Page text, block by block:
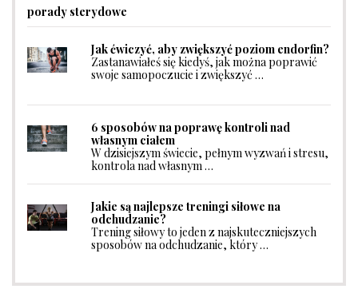
porady sterydowe
Jak ćwiczyć, aby zwiększyć poziom endorfin?
Zastanawiałeś się kiedyś, jak można poprawić
swoje samopoczucie i zwiększyć …
6 sposobów na poprawę kontroli nad
własnym ciałem
W dzisiejszym świecie, pełnym wyzwań i stresu,
kontrola nad własnym …
Jakie są najlepsze treningi siłowe na
odchudzanie?
Trening siłowy to jeden z najskuteczniejszych
sposobów na odchudzanie, który …